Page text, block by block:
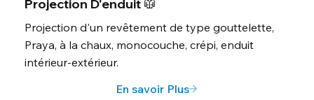
Projection D'enduit 🥼
Projection d'un revêtement de type gouttelette,
Praya, à la chaux, monocouche, crépi, enduit
intérieur-extérieur.
En savoir Plus